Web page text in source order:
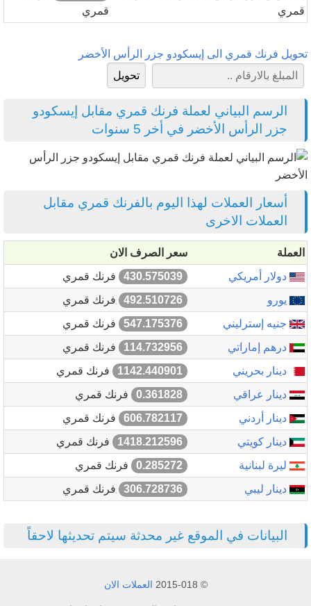
قمري
قمري
تحويل فرنك قمري الى إيسكودو جزر الرأس الأخضر
الرسم البياني لعملة فرنك قمري مقابل إيسكودو
جزر الرأس الأخضر في أخر 5 سنوات
أسعار العملات لهذا اليوم بالفرنك قمري مقابل
العملات الاخرى
العملة
سعر الصرف الان
دولار أمريكي
430.575039
فرنك قمري
يورو
492.510726
فرنك قمري
جنيه إسترليني
547.175376
فرنك قمري
درهم إماراتي
114.732956
فرنك قمري
دينار بحريني
1142.440901
فرنك قمري
دينار عراقي
0.361828
فرنك قمري
دينار أردني
606.782117
فرنك قمري
دينار كويتي
1418.212596
فرنك قمري
ليرة لبنانية
0.285272
فرنك قمري
دينار ليبي
306.728736 فرنك قمري
البيانات في الموقع غير محدثة سيتم تحديثها لاحقاً
© 2015-018 العملات الان